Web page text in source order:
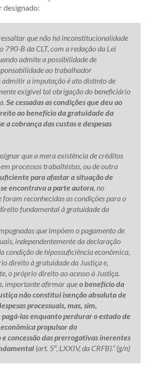
designado:
que não há inconstitucionalidade
790-B da CLT, com a redação da Lei
admite a possibilidade de
ao trabalhador
admitir a imputação é ato distinto de
exigível tal obrigação do beneficiário
Se cessadas as condições que deu ao
ao benefício da gratuidade da
a cobrança das custas e despesas
que a mera existência de créditos
processos trabalhistas, ou de outra
para afastar a situação de
encontrava a parte autora, no
foram reconhecidas as condições para o
fundamental à gratuidade da
que impõem o pagamento de
independentemente da declaração
condição de hipossuficiência econômica,
direito à gratuidade da Justiça e,
o próprio direito ao acesso à Justiça.
importante afirmar queo benefício da
não constitui isenção absoluta de
processuais, mas, sim,
las enquanto perdurar o estado de
propulsor do
concessão das prerrogativas inerentes
(art. 5º, LXXIV, da CRFB).” (g/n)